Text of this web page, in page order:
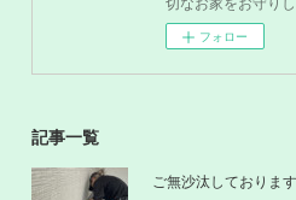
フォロー
記事一覧
ご無沙汰しておりま